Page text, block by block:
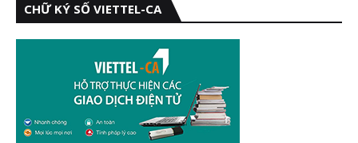
CHỮ KÝ SỐ VIETTEL-CA